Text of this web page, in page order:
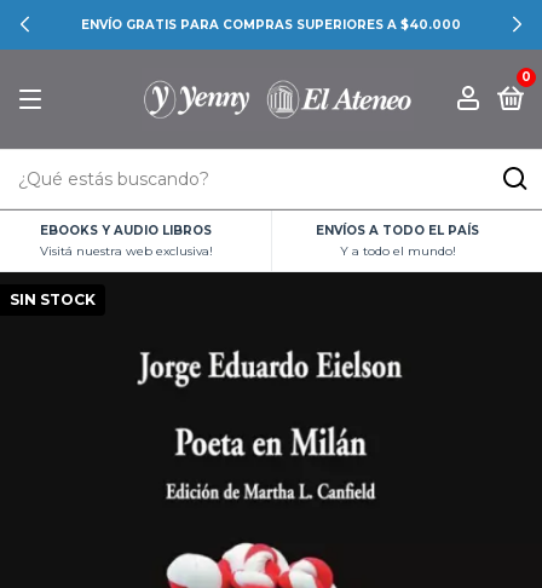
ENVÍO GRATIS PARA COMPRAS SUPERIORES A $40.000
0
EBOOKS Y AUDIO LIBROS
Visitá nuestra web exclusiva!
ENVÍOS A TODO EL PAÍS
Y a todo el mundo!
SIN STOCK